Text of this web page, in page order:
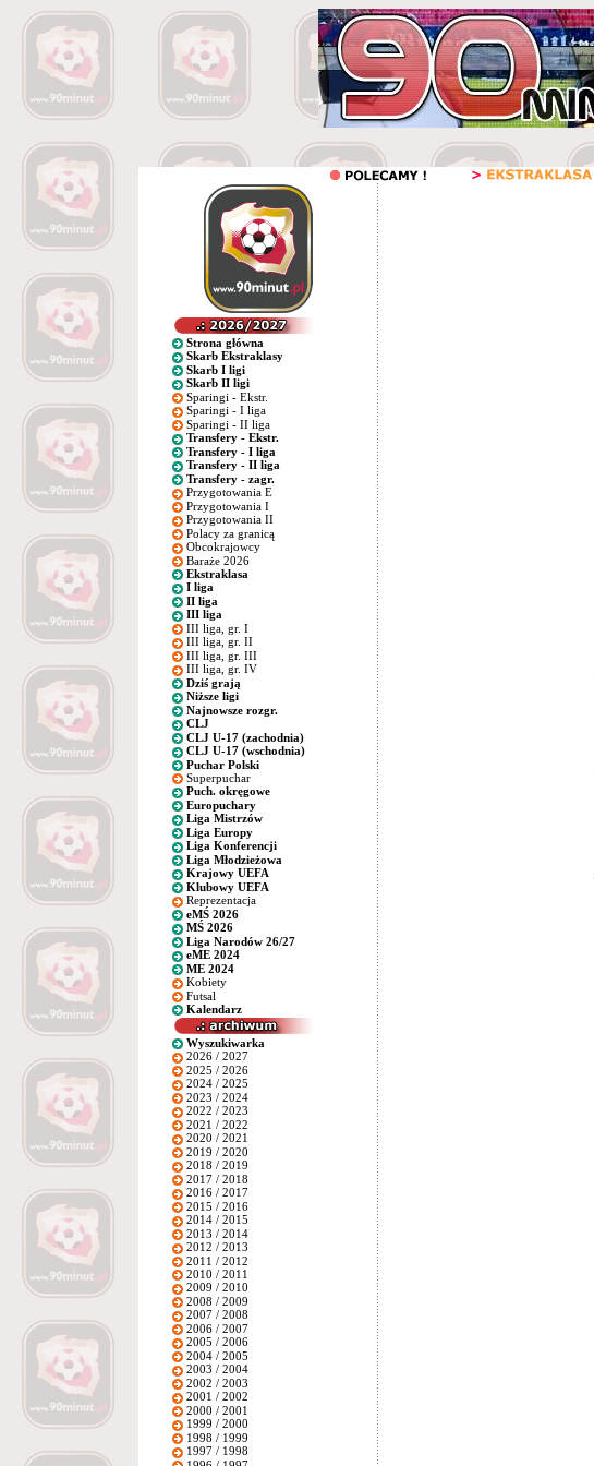
Strona główna
Skarb Ekstraklasy
Skarb I ligi
Skarb II ligi
Sparingi - Ekstr.
Sparingi - I liga
Sparingi - II liga
Transfery - Ekstr.
Transfery - I liga
Transfery - II liga
Transfery - zagr.
Przygotowania E
Przygotowania I
Przygotowania II
Polacy za granicą
Obcokrajowcy
Baraże 2026
Ekstraklasa
I liga
II liga
III liga
III liga, gr. I
III liga, gr. II
III liga, gr. III
III liga, gr. IV
Dziś grają
Niższe ligi
Najnowsze rozgr.
CLJ
CLJ U-17 (zachodnia)
CLJ U-17 (wschodnia)
Puchar Polski
Superpuchar
Puch. okręgowe
Europuchary
Liga Mistrzów
Liga Europy
Liga Konferencji
Liga Młodzieżowa
Krajowy UEFA
Klubowy UEFA
Reprezentacja
eMŚ 2026
MŚ 2026
Liga Narodów 26/27
eME 2024
ME 2024
Kobiety
Futsal
Kalendarz
Wyszukiwarka
2026 / 2027
2025 / 2026
2024 / 2025
2023 / 2024
2022 / 2023
2021 / 2022
2020 / 2021
2019 / 2020
2018 / 2019
2017 / 2018
2016 / 2017
2015 / 2016
2014 / 2015
2013 / 2014
2012 / 2013
2011 / 2012
2010 / 2011
2009 / 2010
2008 / 2009
2007 / 2008
2006 / 2007
2005 / 2006
2004 / 2005
2003 / 2004
2002 / 2003
2001 / 2002
2000 / 2001
1999 / 2000
1998 / 1999
1997 / 1998